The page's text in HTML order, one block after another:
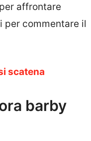
affrontare
per commentare il
scatena
barby